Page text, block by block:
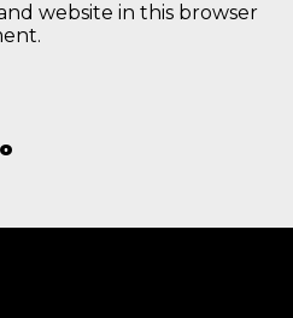
website in this browser